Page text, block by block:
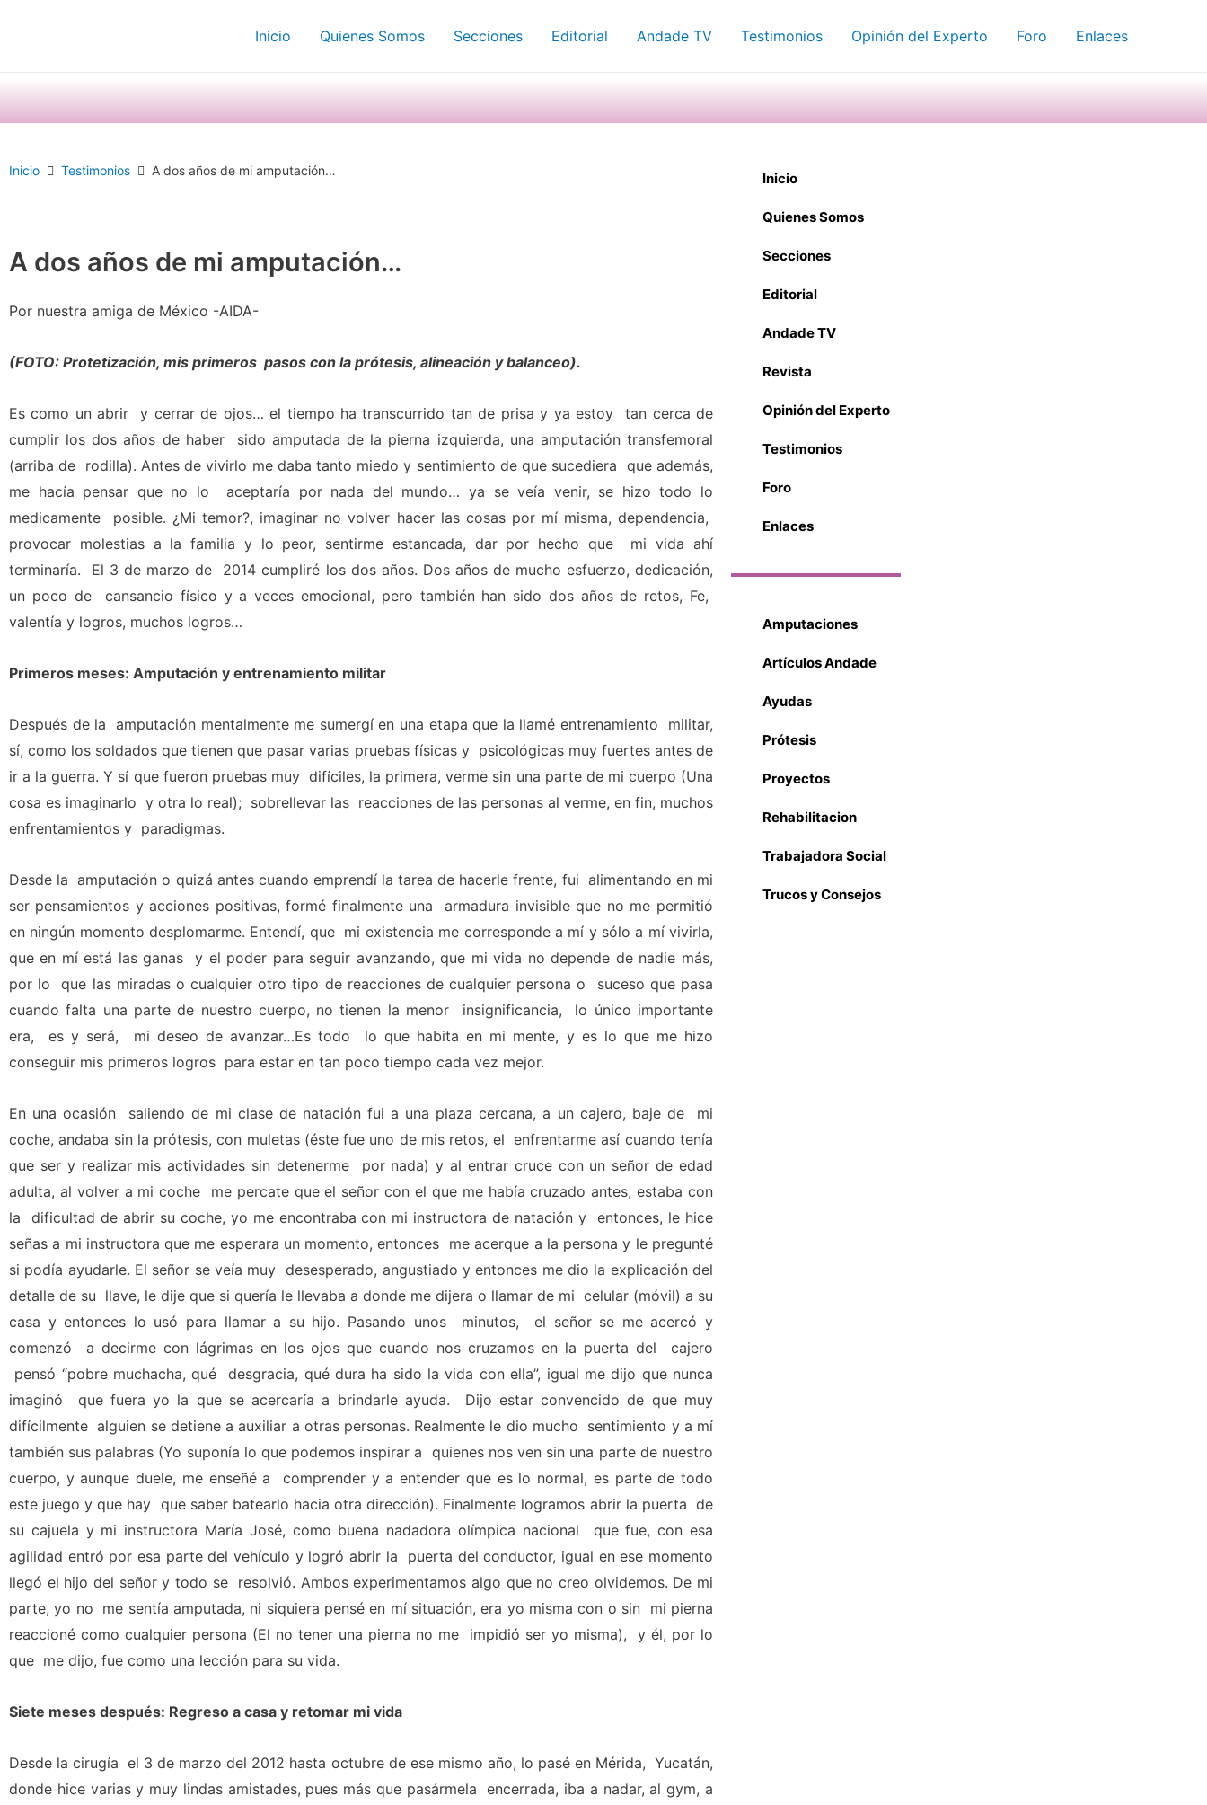
Inicio Quienes Somos Secciones Editorial Andade TV Testimonios Opinión del Experto Foro Enlaces
Inicio Testimonios A dos años de mi amputación…
A dos años de mi amputación…
Por nuestra amiga de México -AIDA-
(FOTO: Protetización, mis primeros pasos con la prótesis, alineación y balanceo).
Es como un abrir y cerrar de ojos… el tiempo ha transcurrido tan de prisa y ya estoy tan cerca de
cumplir los dos años de haber sido amputada de la pierna izquierda, una amputación transfemoral
(arriba de rodilla). Antes de vivirlo me daba tanto miedo y sentimiento de que sucediera que además,
me hacía pensar que no lo aceptaría por nada del mundo… ya se veía venir, se hizo todo lo
medicamente posible. ¿Mi temor?, imaginar no volver hacer las cosas por mí misma, dependencia,
provocar molestias a la familia y lo peor, sentirme estancada, dar por hecho que mi vida ahí
terminaría. El 3 de marzo de 2014 cumpliré los dos años. Dos años de mucho esfuerzo, dedicación,
un poco de cansancio físico y a veces emocional, pero también han sido dos años de retos, Fe,
valentía y logros, muchos logros…
Primeros meses: Amputación y entrenamiento militar
Después de la amputación mentalmente me sumergí en una etapa que la llamé entrenamiento militar,
sí, como los soldados que tienen que pasar varias pruebas físicas y psicológicas muy fuertes antes de
ir a la guerra. Y sí que fueron pruebas muy difíciles, la primera, verme sin una parte de mi cuerpo (Una
cosa es imaginarlo y otra lo real); sobrellevar las reacciones de las personas al verme, en fin, muchos
enfrentamientos y paradigmas.
Desde la amputación o quizá antes cuando emprendí la tarea de hacerle frente, fui alimentando en mi
ser pensamientos y acciones positivas, formé finalmente una armadura invisible que no me permitió
en ningún momento desplomarme. Entendí, que mi existencia me corresponde a mí y sólo a mí vivirla,
que en mí está las ganas y el poder para seguir avanzando, que mi vida no depende de nadie más,
por lo que las miradas o cualquier otro tipo de reacciones de cualquier persona o suceso que pasa
cuando falta una parte de nuestro cuerpo, no tienen la menor insignificancia, lo único importante
era, es y será, mi deseo de avanzar…Es todo lo que habita en mi mente, y es lo que me hizo
conseguir mis primeros logros para estar en tan poco tiempo cada vez mejor.
En una ocasión saliendo de mi clase de natación fui a una plaza cercana, a un cajero, baje de mi
coche, andaba sin la prótesis, con muletas (éste fue uno de mis retos, el enfrentarme así cuando tenía
que ser y realizar mis actividades sin detenerme por nada) y al entrar cruce con un señor de edad
adulta, al volver a mi coche me percate que el señor con el que me había cruzado antes, estaba con
la dificultad de abrir su coche, yo me encontraba con mi instructora de natación y entonces, le hice
señas a mi instructora que me esperara un momento, entonces me acerque a la persona y le pregunté
si podía ayudarle. El señor se veía muy desesperado, angustiado y entonces me dio la explicación del
detalle de su llave, le dije que si quería le llevaba a donde me dijera o llamar de mi celular (móvil) a su
casa y entonces lo usó para llamar a su hijo. Pasando unos minutos, el señor se me acercó y
comenzó a decirme con lágrimas en los ojos que cuando nos cruzamos en la puerta del cajero
pensó “pobre muchacha, qué desgracia, qué dura ha sido la vida con ella”, igual me dijo que nunca
imaginó que fuera yo la que se acercaría a brindarle ayuda. Dijo estar convencido de que muy
difícilmente alguien se detiene a auxiliar a otras personas. Realmente le dio mucho sentimiento y a mí
también sus palabras (Yo suponía lo que podemos inspirar a quienes nos ven sin una parte de nuestro
cuerpo, y aunque duele, me enseñé a comprender y a entender que es lo normal, es parte de todo
este juego y que hay que saber batearlo hacia otra dirección). Finalmente logramos abrir la puerta de
su cajuela y mi instructora María José, como buena nadadora olímpica nacional que fue, con esa
agilidad entró por esa parte del vehículo y logró abrir la puerta del conductor, igual en ese momento
llegó el hijo del señor y todo se resolvió. Ambos experimentamos algo que no creo olvidemos. De mi
parte, yo no me sentía amputada, ni siquiera pensé en mí situación, era yo misma con o sin mi pierna
reaccioné como cualquier persona (El no tener una pierna no me impidió ser yo misma), y él, por lo
que me dijo, fue como una lección para su vida.
Siete meses después: Regreso a casa y retomar mi vida
Desde la cirugía el 3 de marzo del 2012 hasta octubre de ese mismo año, lo pasé en Mérida, Yucatán,
donde hice varias y muy lindas amistades, pues más que pasármela encerrada, iba a nadar, al gym, a
Inicio
Quienes Somos
Secciones
Editorial
Andade TV
Revista
Opinión del Experto
Testimonios
Foro
Enlaces
Amputaciones
Artículos Andade
Ayudas
Prótesis
Proyectos
Rehabilitacion
Trabajadora Social
Trucos y Consejos